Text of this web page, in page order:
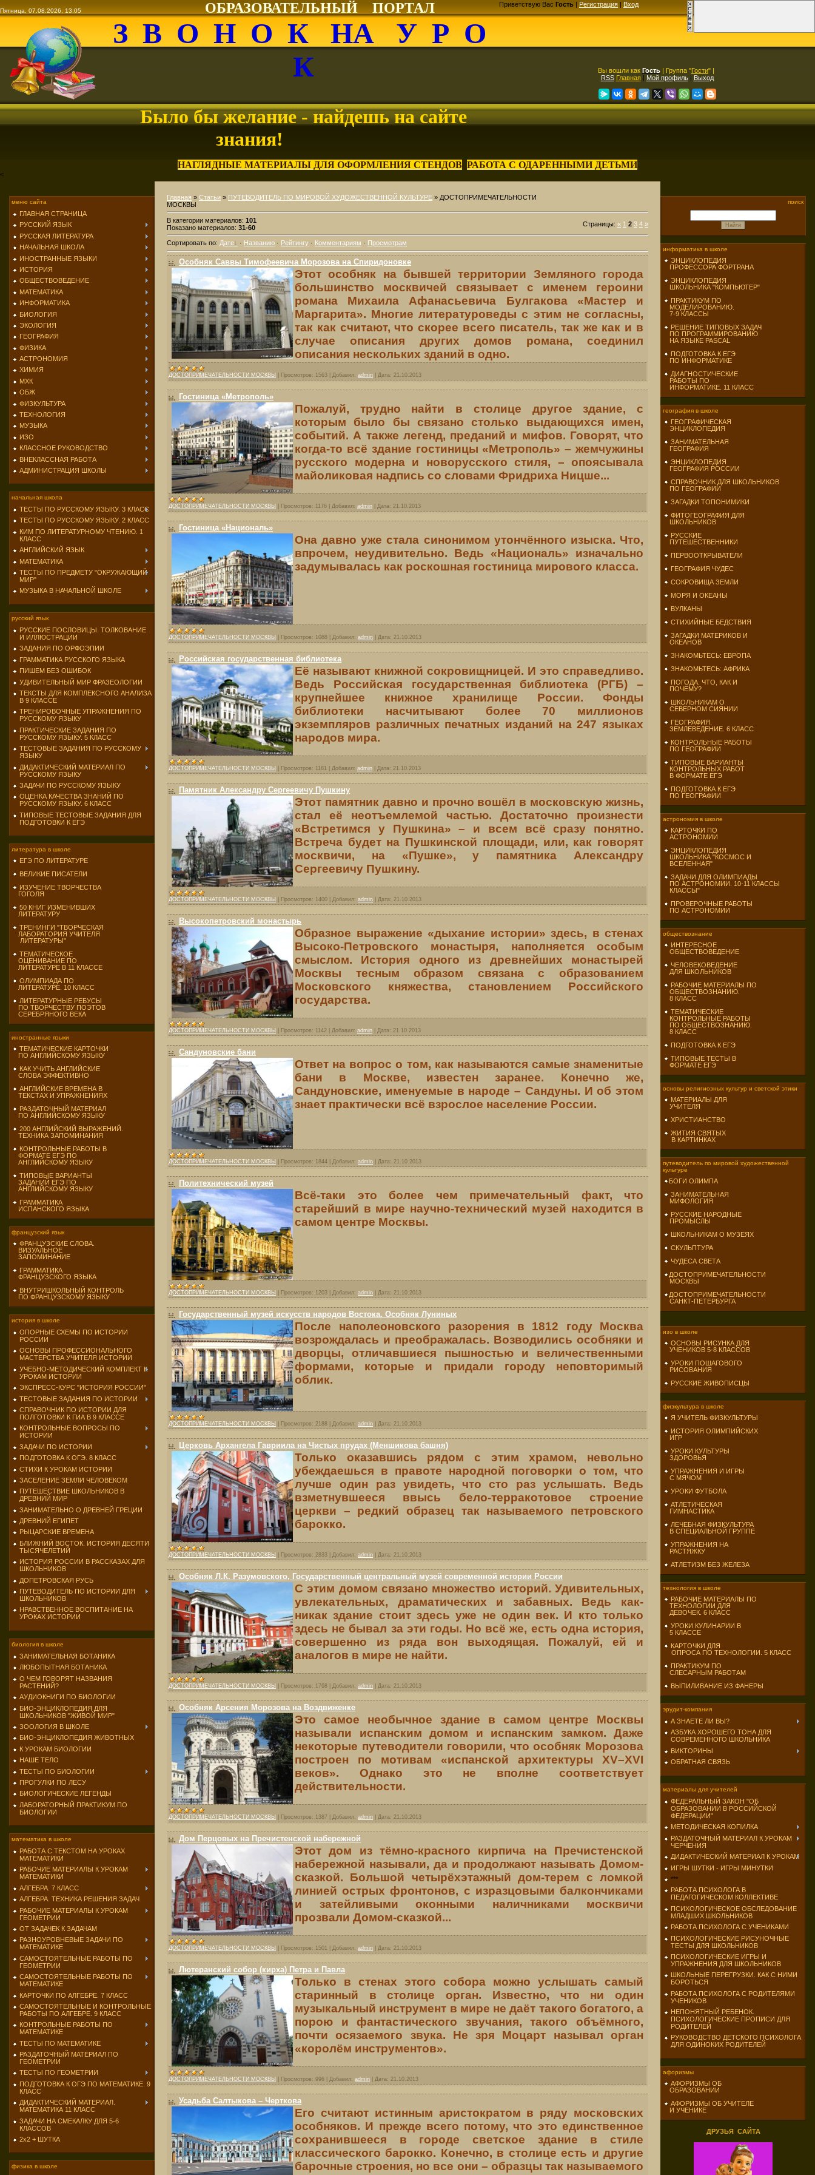
Пятница, 07.08.2026, 13:05 ОБРАЗОВАТЕЛЬНЫЙ ПОРТАЛ Приветствую Вас Гость | Регистрация | Вход
З В О Н О К НА У Р О
К
Было бы желание - найдешь на сайте
знания!
Вы вошли как Гость | Группа "Гости" |
RSS Главная| Мой профиль| Выход
НАГЛЯДНЫЕ МАТЕРИАЛЫ ДЛЯ ОФОРМЛЕНИЯ СТЕНДОВ РАБОТА С ОДАРЕННЫМИ ДЕТЬМИ
<
меню сайта
ГЛАВНАЯ СТРАНИЦА
РУССКИЙ ЯЗЫК
РУССКАЯ ЛИТЕРАТУРА
НАЧАЛЬНАЯ ШКОЛА
ИНОСТРАННЫЕ ЯЗЫКИ
ИСТОРИЯ
ОБЩЕСТВОВЕДЕНИЕ
МАТЕМАТИКА
ИНФОРМАТИКА
БИОЛОГИЯ
ЭКОЛОГИЯ
ГЕОГРАФИЯ
ФИЗИКА
АСТРОНОМИЯ
ХИМИЯ
МХК
ОБЖ
ФИЗКУЛЬТУРА
ТЕХНОЛОГИЯ
МУЗЫКА
ИЗО
КЛАССНОЕ РУКОВОДСТВО
ВНЕКЛАССНАЯ РАБОТА
АДМИНИСТРАЦИЯ ШКОЛЫ
начальная школа
ТЕСТЫ ПО РУССКОМУ ЯЗЫКУ. 3 КЛАСС
ТЕСТЫ ПО РУССКОМУ ЯЗЫКУ. 2 КЛАСС
КИМ ПО ЛИТЕРАТУРНОМУ ЧТЕНИЮ. 1
КЛАСС
АНГЛИЙСКИЙ ЯЗЫК
МАТЕМАТИКА
ТЕСТЫ ПО ПРЕДМЕТУ "ОКРУЖАЮЩИЙ
МИР"
МУЗЫКА В НАЧАЛЬНОЙ ШКОЛЕ
русский язык
РУССКИЕ ПОСЛОВИЦЫ: ТОЛКОВАНИЕ
И ИЛЛЮСТРАЦИИ
ЗАДАНИЯ ПО ОРФОЭПИИ
ГРАММАТИКА РУССКОГО ЯЗЫКА
ПИШЕМ БЕЗ ОШИБОК
УДИВИТЕЛЬНЫЙ МИР ФРАЗЕОЛОГИИ
ТЕКСТЫ ДЛЯ КОМПЛЕКСНОГО АНАЛИЗА
В 9 КЛАССЕ
ТРЕНИРОВОЧНЫЕ УПРАЖНЕНИЯ ПО
РУССКОМУ ЯЗЫКУ
ПРАКТИЧЕСКИЕ ЗАДАНИЯ ПО
РУССКОМУ ЯЗЫКУ. 5 КЛАСС
ТЕСТОВЫЕ ЗАДАНИЯ ПО РУССКОМУ
ЯЗЫКУ
ДИДАКТИЧЕСКИЙ МАТЕРИАЛ ПО
РУССКОМУ ЯЗЫКУ
ЗАДАЧИ ПО РУССКОМУ ЯЗЫКУ
ОЦЕНКА КАЧЕСТВА ЗНАНИЙ ПО
РУССКОМУ ЯЗЫКУ. 6 КЛАСС
ТИПОВЫЕ ТЕСТОВЫЕ ЗАДАНИЯ ДЛЯ
ПОДГОТОВКИ К ЕГЭ
литература в школе
ЕГЭ ПО ЛИТЕРАТУРЕ
ВЕЛИКИЕ ПИСАТЕЛИ
ИЗУЧЕНИЕ ТВОРЧЕСТВА
ГОГОЛЯ
50 КНИГ ИЗМЕНИВШИХ
ЛИТЕРАТУРУ
ТРЕНИНГИ "ТВОРЧЕСКАЯ
ЛАБОРАТОРИЯ УЧИТЕЛЯ
ЛИТЕРАТУРЫ"
ТЕМАТИЧЕСКОЕ
ОЦЕНИВАНИЕ ПО
ЛИТЕРАТУРЕ В 11 КЛАССЕ
ОЛИМПИАДА ПО
ЛИТЕРАТУРЕ. 10 КЛАСС
ЛИТЕРАТУРНЫЕ РЕБУСЫ
ПО ТВОРЧЕСТВУ ПОЭТОВ
СЕРЕБРЯНОГО ВЕКА
иностранные языки
ТЕМАТИЧЕСКИЕ КАРТОЧКИ
ПО АНГЛИЙСКОМУ ЯЗЫКУ
КАК УЧИТЬ АНГЛИЙСКИЕ
СЛОВА ЭФФЕКТИВНО
АНГЛИЙСКИЕ ВРЕМЕНА В
ТЕКСТАХ И УПРАЖНЕНИЯХ
РАЗДАТОЧНЫЙ МАТЕРИАЛ
ПО АНГЛИЙСКОМУ ЯЗЫКУ
200 АНГЛИЙСКИЙ ВЫРАЖЕНИЙ.
ТЕХНИКА ЗАПОМИНАНИЯ
КОНТРОЛЬНЫЕ РАБОТЫ В
ФОРМАТЕ ЕГЭ ПО
АНГЛИЙСКОМУ ЯЗЫКУ
ТИПОВЫЕ ВАРИАНТЫ
ЗАДАНИЙ ЕГЭ ПО
АНГЛИЙСКОМУ ЯЗЫКУ
ГРАММАТИКА
ИСПАНСКОГО ЯЗЫКА
французский язык
ФРАНЦУЗСКИЕ СЛОВА.
ВИЗУАЛЬНОЕ
ЗАПОМИНАНИЕ
ГРАММАТИКА
ФРАНЦУЗСКОГО ЯЗЫКА
ВНУТРИШКОЛЬНЫЙ КОНТРОЛЬ
ПО ФРАНЦУЗСКОМУ ЯЗЫКУ
история в школе
ОПОРНЫЕ СХЕМЫ ПО ИСТОРИИ
РОССИИ
ОСНОВЫ ПРОФЕССИОНАЛЬНОГО
МАСТЕРСТВА УЧИТЕЛЯ ИСТОРИИ
УЧЕБНО-МЕТОДИЧЕСКИЙ КОМПЛЕКТ К
УРОКАМ ИСТОРИИ
ЭКСПРЕСС-КУРС "ИСТОРИЯ РОССИИ"
ТЕСТОВЫЕ ЗАДАНИЯ ПО ИСТОРИИ
СПРАВОЧНИК ПО ИСТОРИИ ДЛЯ
ПОЛГОТОВКИ К ГИА В 9 КЛАССЕ
КОНТРОЛЬНЫЕ ВОПРОСЫ ПО
ИСТОРИИ
ЗАДАЧИ ПО ИСТОРИИ
ПОДГОТОВКА К ОГЭ. 8 КЛАСС
СТИХИ К УРОКАМ ИСТОРИИ
ЗАСЕЛЕНИЕ ЗЕМЛИ ЧЕЛОВЕКОМ
ПУТЕШЕСТВИЕ ШКОЛЬНИКОВ В
ДРЕВНИЙ МИР
ЗАНИМАТЕЛЬНО О ДРЕВНЕЙ ГРЕЦИИ
ДРЕВНИЙ ЕГИПЕТ
РЫЦАРСКИЕ ВРЕМЕНА
БЛИЖНИЙ ВОСТОК. ИСТОРИЯ ДЕСЯТИ
ТЫСЯЧЕЛЕТИЙ
ИСТОРИЯ РОССИИ В РАССКАЗАХ ДЛЯ
ШКОЛЬНИКОВ
ДОПЕТРОВСКАЯ РУСЬ
ПУТЕВОДИТЕЛЬ ПО ИСТОРИИ ДЛЯ
ШКОЛЬНИКОВ
НРАВСТВЕННОЕ ВОСПИТАНИЕ НА
УРОКАХ ИСТОРИИ
биология в школе
ЗАНИМАТЕЛЬНАЯ БОТАНИКА
ЛЮБОПЫТНАЯ БОТАНИКА
О ЧЕМ ГОВОРЯТ НАЗВАНИЯ
РАСТЕНИЙ?
АУДИОКНИГИ ПО БИОЛОГИИ
БИО-ЭНЦИКЛОПЕДИЯ ДЛЯ
ШКОЛЬНИКОВ "ЖИВОЙ МИР"
ЗООЛОГИЯ В ШКОЛЕ
БИО-ЭНЦИКЛОПЕДИЯ ЖИВОТНЫХ
К УРОКАМ БИОЛОГИИ
НАШЕ ТЕЛО
ТЕСТЫ ПО БИОЛОГИИ
ПРОГУЛКИ ПО ЛЕСУ
БИОЛОГИЧЕСКИЕ ЛЕГЕНДЫ
ЛАБОРАТОРНЫЙ ПРАКТИКУМ ПО
БИОЛОГИИ
математика в школе
РАБОТА С ТЕКСТОМ НА УРОКАХ
МАТЕМАТИКИ
РАБОЧИЕ МАТЕРИАЛЫ К УРОКАМ
МАТЕМАТИКИ
АЛГЕБРА. 7 КЛАСС
АЛГЕБРА. ТЕХНИКА РЕШЕНИЯ ЗАДАЧ
РАБОЧИЕ МАТЕРИАЛЫ К УРОКАМ
ГЕОМЕТРИИ
ОТ ЗАДАЧЕК К ЗАДАЧАМ
РАЗНОУРОВНЕВЫЕ ЗАДАЧИ ПО
МАТЕМАТИКЕ
САМОСТОЯТЕЛЬНЫЕ РАБОТЫ ПО
ГЕОМЕТРИИ
САМОСТОЯТЕЛЬНЫЕ РАБОТЫ ПО
МАТЕМАТИКЕ
КАРТОЧКИ ПО АЛГЕБРЕ. 7 КЛАСС
САМОСТОЯТЕЛЬНЫЕ И КОНТРОЛЬНЫЕ
РАБОТЫ ПО АЛГЕБРЕ. 9 КЛАСС
КОНТРОЛЬНЫЕ РАБОТЫ ПО
МАТЕМАТИКЕ
ТЕСТЫ ПО МАТЕМАТИКЕ
РАЗДАТОЧНЫЙ МАТЕРИАЛ ПО
ГЕОМЕТРИИ
ТЕСТЫ ПО ГЕОМЕТРИИ
ПОДГОТОВКА К ОГЭ ПО МАТЕМАТИКЕ. 9
КЛАСС
ДИДАКТИЧЕСКИЙ МАТЕРИАЛ.
МАТЕМАТИКА 11 КЛАСС
ЗАДАЧИ НА СМЕКАЛКУ ДЛЯ 5-6
КЛАССОВ
2х2 + ШУТКА
физика в школе
Главная » Статьи » ПУТЕВОДИТЕЛЬ ПО МИРОВОЙ ХУДОЖЕСТВЕННОЙ КУЛЬТУРЕ » ДОСТОПРИМЕЧАТЕЛЬНОСТИ
МОСКВЫ
В категории материалов: 101
Показано материалов: 31-60 Страницы: « 1 2 3 4 »
Сортировать по: Дате · Названию · Рейтингу · Комментариям · Просмотрам
Особняк Саввы Тимофеевича Морозова на Спиридоновке
Этот особняк на бывшей территории Земляного города
большинство москвичей связывает с именем героини
романа Михаила Афанасьевича Булгакова «Мастер и
Маргарита». Многие литературоведы с этим не согласны,
так как считают, что скорее всего писатель, так же как и в
случае описания других домов романа, соединил
описания нескольких зданий в одно.
ДОСТОПРИМЕЧАТЕЛЬНОСТИ МОСКВЫ Просмотров: 1563 Добавил: admin Дата: 21.10.2013
Гостиница «Метрополь»
Пожалуй, трудно найти в столице другое здание, с
которым было бы связано столько выдающихся имен,
событий. А также легенд, преданий и мифов. Говорят, что
когда-то всё здание гостиницы «Метрополь» – жемчужины
русского модерна и новорусского стиля, – опоясывала
майоликовая надпись со словами Фридриха Ницше...
ДОСТОПРИМЕЧАТЕЛЬНОСТИ МОСКВЫ Просмотров: 1176 Добавил: admin Дата: 21.10.2013
Гостиница «Националь»
Она давно уже стала синонимом утончённого изыска. Что,
впрочем, неудивительно. Ведь «Националь» изначально
задумывалась как роскошная гостиница мирового класса.
ДОСТОПРИМЕЧАТЕЛЬНОСТИ МОСКВЫ Просмотров: 1088 Добавил: admin Дата: 21.10.2013
Российская государственная библиотека
Её называют книжной сокровищницей. И это справедливо.
Ведь Российская государственная библиотека (РГБ) –
крупнейшее книжное хранилище России. Фонды
библиотеки насчитывают более 70 миллионов
экземпляров различных печатных изданий на 247 языках
народов мира.
ДОСТОПРИМЕЧАТЕЛЬНОСТИ МОСКВЫ Просмотров: 1181 Добавил: admin Дата: 21.10.2013
Памятник Александру Сергеевичу Пушкину
Этот памятник давно и прочно вошёл в московскую жизнь,
стал её неотъемлемой частью. Достаточно произнести
«Встретимся у Пушкина» – и всем всё сразу понятно.
Встреча будет на Пушкинской площади, или, как говорят
москвичи, на «Пушке», у памятника Александру
Сергеевичу Пушкину.
ДОСТОПРИМЕЧАТЕЛЬНОСТИ МОСКВЫ Просмотров: 1400 Добавил: admin Дата: 21.10.2013
Высокопетровский монастырь
Образное выражение «дыхание истории» здесь, в стенах
Высоко-Петровского монастыря, наполняется особым
смыслом. История одного из древнейших монастырей
Москвы тесным образом связана с образованием
Московского княжества, становлением Российского
государства.
ДОСТОПРИМЕЧАТЕЛЬНОСТИ МОСКВЫ Просмотров: 1142 Добавил: admin Дата: 21.10.2013
Сандуновские бани
Ответ на вопрос о том, как называются самые знаменитые
бани в Москве, известен заранее. Конечно же,
Сандуновские, именуемые в народе – Сандуны. И об этом
знает практически всё взрослое население России.
ДОСТОПРИМЕЧАТЕЛЬНОСТИ МОСКВЫ Просмотров: 1844 Добавил: admin Дата: 21.10.2013
Политехнический музей
Всё-таки это более чем примечательный факт, что
старейший в мире научно-технический музей находится в
самом центре Москвы.
ДОСТОПРИМЕЧАТЕЛЬНОСТИ МОСКВЫ Просмотров: 1203 Добавил: admin Дата: 21.10.2013
Государственный музей искусств народов Востока. Особняк Луниных
После наполеоновского разорения в 1812 году Москва
возрождалась и преображалась. Возводились особняки и
дворцы, отличавшиеся пышностью и величественными
формами, которые и придали городу неповторимый
облик.
ДОСТОПРИМЕЧАТЕЛЬНОСТИ МОСКВЫ Просмотров: 2188 Добавил: admin Дата: 21.10.2013
Церковь Архангела Гавриила на Чистых прудах (Меншикова башня)
Только оказавшись рядом с этим храмом, невольно
убеждаешься в правоте народной поговорки о том, что
лучше один раз увидеть, что сто раз услышать. Ведь
взметнувшееся ввысь бело-терракотовое строение
церкви – редкий образец так называемого петровского
барокко.
ДОСТОПРИМЕЧАТЕЛЬНОСТИ МОСКВЫ Просмотров: 2833 Добавил: admin Дата: 21.10.2013
Особняк Л.К. Разумовского, Государственный центральный музей современной истории России
С этим домом связано множество историй. Удивительных,
увлекательных, драматических и забавных. Ведь как-
никак здание стоит здесь уже не один век. И кто только
здесь не бывал за эти годы. Но всё же, есть одна история,
совершенно из ряда вон выходящая. Пожалуй, ей и
аналогов в мире не найти.
ДОСТОПРИМЕЧАТЕЛЬНОСТИ МОСКВЫ Просмотров: 1768 Добавил: admin Дата: 21.10.2013
Особняк Арсения Морозова на Воздвиженке
Это самое необычное здание в самом центре Москвы
называли испанским домом и испанским замком. Даже
некоторые путеводители говорили, что особняк Морозова
построен по мотивам «испанской архитектуры XV–XVI
веков». Однако это не вполне соответствует
действительности.
ДОСТОПРИМЕЧАТЕЛЬНОСТИ МОСКВЫ Просмотров: 1387 Добавил: admin Дата: 21.10.2013
Дом Перцовых на Пречистенской набережной
Этот дом из тёмно-красного кирпича на Пречистенской
набережной называли, да и продолжают называть Домом-
сказкой. Большой четырёхэтажный дом-терем с ломкой
линией острых фронтонов, с изразцовыми балкончиками
и затейливыми оконными наличниками москвичи
прозвали Домом-сказкой...
ДОСТОПРИМЕЧАТЕЛЬНОСТИ МОСКВЫ Просмотров: 1501 Добавил: admin Дата: 21.10.2013
Лютеранский собор (кирха) Петра и Павла
Только в стенах этого собора можно услышать самый
старинный в столице орган. Известно, что ни один
музыкальный инструмент в мире не даёт такого богатого, а
порою и фантастического звучания, такого объёмного,
почти осязаемого звука. Не зря Моцарт называл орган
«королём инструментов».
ДОСТОПРИМЕЧАТЕЛЬНОСТИ МОСКВЫ Просмотров: 996 Добавил: admin Дата: 21.10.2013
Усадьба Салтыкова – Черткова
Его считают истинным аристократом в ряду московских
особняков. И прежде всего потому, что это единственное
сохранившееся в городе светское здание в стиле
классического барокко. Конечно, в столице есть и другие
барочные строения, но все они – образцы так называемого
поиск
информатика в школе
ЭНЦИКЛОПЕДИЯ
ПРОФЕССОРА ФОРТРАНА
ЭНЦИКЛОПЕДИЯ
ШКОЛЬНИКА "КОМПЬЮТЕР"
ПРАКТИКУМ ПО
МОДЕЛИРОВАНИЮ.
7-9 КЛАССЫ
РЕШЕНИЕ ТИПОВЫХ ЗАДАЧ
ПО ПРОГРАММИРОВАНИЮ
НА ЯЗЫКЕ PASCAL
ПОДГОТОВКА К ЕГЭ
ПО ИНФОРМАТИКЕ
ДИАГНОСТИЧЕСКИЕ
РАБОТЫ ПО
ИНФОРМАТИКЕ. 11 КЛАСС
география в школе
ГЕОГРАФИЧЕСКАЯ
ЭНЦИКЛОПЕДИЯ
ЗАНИМАТЕЛЬНАЯ
ГЕОГРАФИЯ
ЭНЦИКЛОПЕДИЯ
ГЕОГРАФИЯ РОССИИ
СПРАВОЧНИК ДЛЯ ШКОЛЬНИКОВ
ПО ГЕОГРАФИИ
ЗАГАДКИ ТОПОНИМИКИ
ФИТОГЕОГРАФИЯ ДЛЯ
ШКОЛЬНИКОВ
РУССКИЕ
ПУТЕШЕСТВЕННИКИ
ПЕРВООТКРЫВАТЕЛИ
ГЕОГРАФИЯ ЧУДЕС
СОКРОВИЩА ЗЕМЛИ
МОРЯ И ОКЕАНЫ
ВУЛКАНЫ
СТИХИЙНЫЕ БЕДСТВИЯ
ЗАГАДКИ МАТЕРИКОВ И
ОКЕАНОВ
ЗНАКОМЬТЕСЬ: ЕВРОПА
ЗНАКОМЬТЕСЬ: АФРИКА
ПОГОДА. ЧТО, КАК И
ПОЧЕМУ?
ШКОЛЬНИКАМ О
СЕВЕРНОМ СИЯНИИ
ГЕОГРАФИЯ.
ЗЕМЛЕВЕДЕНИЕ. 6 КЛАСС
КОНТРОЛЬНЫЕ РАБОТЫ
ПО ГЕОГРАФИИ
ТИПОВЫЕ ВАРИАНТЫ
КОНТРОЛЬНЫХ РАБОТ
В ФОРМАТЕ ЕГЭ
ПОДГОТОВКА К ЕГЭ
ПО ГЕОГРАФИИ
астрономия в школе
КАРТОЧКИ ПО
АСТРОНОМИИ
ЭНЦИКЛОПЕДИЯ
ШКОЛЬНИКА "КОСМОС И
ВСЕЛЕННАЯ"
ЗАДАЧИ ДЛЯ ОЛИМПИАДЫ
ПО АСТРОНОМИИ. 10-11 КЛАССЫ
КЛАССЫ"
ПРОВЕРОЧНЫЕ РАБОТЫ
ПО АСТРОНОМИИ
обществознание
ИНТЕРЕСНОЕ
ОБЩЕСТВОВЕДЕНИЕ
ЧЕЛОВЕКОВЕДЕНИЕ
ДЛЯ ШКОЛЬНИКОВ
РАБОЧИЕ МАТЕРИАЛЫ ПО
ОБЩЕСТВОЗНАНИЮ.
8 КЛАСС
ТЕМАТИЧЕСКИЕ
КОНТРОЛЬНЫЕ РАБОТЫ
ПО ОБЩЕСТВОЗНАНИЮ.
8 КЛАСС
ПОДГОТОВКА К ЕГЭ
ТИПОВЫЕ ТЕСТЫ В
ФОРМАТЕ ЕГЭ
основы религиозных культур и светской этики
МАТЕРИАЛЫ ДЛЯ
УЧИТЕЛЯ
ХРИСТИАНСТВО
ЖИТИЯ СВЯТЫХ
В КАРТИНКАХ
путеводитель по мировой художественной
культуре
БОГИ ОЛИМПА
ЗАНИМАТЕЛЬНАЯ
МИФОЛОГИЯ
РУССКИЕ НАРОДНЫЕ
ПРОМЫСЛЫ
ШКОЛЬНИКАМ О МУЗЕЯХ
СКУЛЬПТУРА
ЧУДЕСА СВЕТА
ДОСТОПРИМЕЧАТЕЛЬНОСТИ
МОСКВЫ
ДОСТОПРИМЕЧАТЕЛЬНОСТИ
САНКТ-ПЕТЕРБУРГА
изо в школе
ОСНОВЫ РИСУНКА ДЛЯ
УЧЕНИКОВ 5-8 КЛАССОВ
УРОКИ ПОШАГОВОГО
РИСОВАНИЯ
РУССКИЕ ЖИВОПИСЦЫ
физкультура в школе
Я УЧИТЕЛЬ ФИЗКУЛЬТУРЫ
ИСТОРИЯ ОЛИМПИЙСКИХ
ИГР
УРОКИ КУЛЬТУРЫ
ЗДОРОВЬЯ
УПРАЖНЕНИЯ И ИГРЫ
С МЯЧОМ
УРОКИ ФУТБОЛА
АТЛЕТИЧЕСКАЯ
ГИМНАСТИКА
ЛЕЧЕБНАЯ ФИЗКУЛЬТУРА
В СПЕЦИАЛЬНОЙ ГРУППЕ
УПРАЖНЕНИЯ НА
РАСТЯЖКУ
АТЛЕТИЗМ БЕЗ ЖЕЛЕЗА
технология в школе
РАБОЧИЕ МАТЕРИАЛЫ ПО
ТЕХНОЛОГИИ ДЛЯ
ДЕВОЧЕК. 6 КЛАСС
УРОКИ КУЛИНАРИИ В
5 КЛАССЕ
КАРТОЧКИ ДЛЯ
ОПРОСА ПО ТЕХНОЛОГИИ. 5 КЛАСС
ПРАКТИКУМ ПО
СЛЕСАРНЫМ РАБОТАМ
ВЫПИЛИВАНИЕ ИЗ ФАНЕРЫ
эрудит-компания
А ЗНАЕТЕ ЛИ ВЫ?
АЗБУКА ХОРОШЕГО ТОНА ДЛЯ
СОВРЕМЕННОГО ШКОЛЬНИКА
ВИКТОРИНЫ
ОБРАТНАЯ СВЯЗЬ
материалы для учителей
ФЕДЕРАЛЬНЫЙ ЗАКОН "ОБ
ОБРАЗОВАНИИ В РОССИЙСКОЙ
ФЕДЕРАЦИИ"
МЕТОДИЧЕСКАЯ КОПИЛКА
РАЗДАТОЧНЫЙ МАТЕРИАЛ К УРОКАМ
ЧЕРЧЕНИЯ
ДИДАКТИЧЕСКИЙ МАТЕРИАЛ К УРОКАМ
ИГРЫ ШУТКИ - ИГРЫ МИНУТКИ
***
РАБОТА ПСИХОЛОГА В
ПЕДАГОГИЧЕСКОМ КОЛЛЕКТИВЕ
ПСИХОЛОГИЧЕСКОЕ ОБСЛЕДОВАНИЕ
МЛАДШИХ ШКОЛЬНИКОВ
РАБОТА ПСИХОЛОГА С УЧЕНИКАМИ
ПСИХОЛОГИЧЕСКИЕ РИСУНОЧНЫЕ
ТЕСТЫ ДЛЯ ШКОЛЬНИКОВ
ПСИХОЛОГИЧЕСКИЕ ИГРЫ И
УПРАЖНЕНИЯ ДЛЯ ШКОЛЬНИКОВ
ШКОЛЬНЫЕ ПЕРЕГРУЗКИ. КАК С НИМИ
БОРОТЬСЯ
РАБОТА ПСИХОЛОГА С РОДИТЕЛЯМИ
УЧЕНИКОВ
НЕПОНЯТНЫЙ РЕБЕНОК.
ПСИХОЛОГИЧЕСКИЕ ПРОПИСИ ДЛЯ
РОДИТЕЛЕЙ
РУКОВОДСТВО ДЕТСКОГО ПСИХОЛОГА
ДЛЯ ОДИНОКИХ РОДИТЕЛЕЙ
афоризмы
АФОРИЗМЫ ОБ
ОБРАЗОВАНИИ
АФОРИЗМЫ ОБ УЧИТЕЛЕ
И УЧЕНИКЕ
ДРУЗЬЯ САЙТА